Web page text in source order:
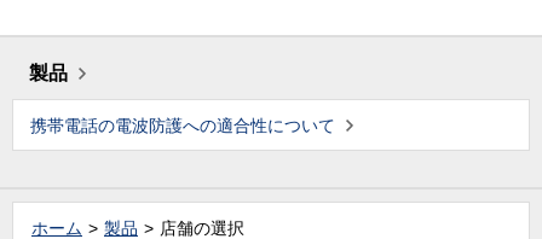
製品
携帯電話の電波防護への適合性について
ホーム 製品 店舗の選択